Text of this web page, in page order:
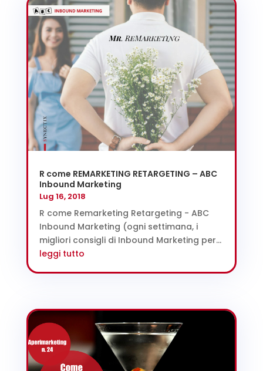
R come REMARKETING RETARGETING – ABC
Inbound Marketing
Lug 16, 2018
R come Remarketing Retargeting - ABC
Inbound Marketing (ogni settimana, i
migliori consigli di Inbound Marketing per...
leggi tutto